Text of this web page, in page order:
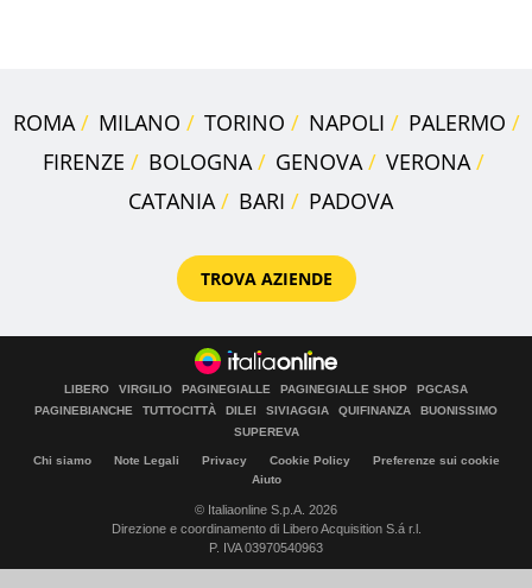
ROMA MILANO TORINO NAPOLI
PALERMO
FIRENZE
BOLOGNA GENOVA
VERONA
CATANIA
BARI PADOVA
TROVA AZIENDE
LIBERO VIRGILIO PAGINEGIALLE PAGINEGIALLE SHOP
PGCASA
PAGINEBIANCHE
TUTTOCITTÀ DILEI SIVIAGGIA QUIFINANZA
BUONISSIMO
SUPEREVA
Chi siamo Note Legali Privacy Cookie Policy
Preferenze sui cookie
Aiuto
© Italiaonline S.p.A. 2026
Direzione e coordinamento di Libero Acquisition S.á r.l.
P. IVA 03970540963